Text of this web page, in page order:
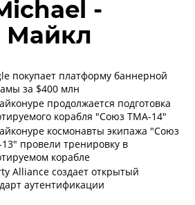
-
Майкл
покупает платформу баннерной
за $400 млн
продолжается подготовка
корабля "Союз ТМА-14"
космонавты экипажа "Союз
провели тренировку в
корабле
Alliance создает открытый
аутентификации